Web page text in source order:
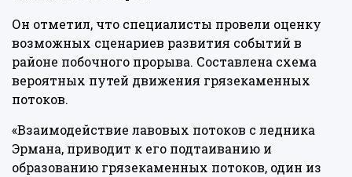
Он отметил, что специалисты провели оценку
возможных сценариев развития событий в
районе побочного прорыва. Составлена схема
вероятных путей движения грязекаменных
потоков.
«Взаимодействие лавовых потоков с ледника
Эрмана, приводит к его подтаиванию и
образованию грязекаменных потоков, один из